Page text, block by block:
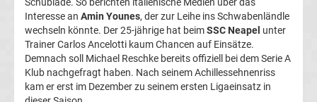
Bundesliga
2.
Liga
Interesse an Amin Younes, der zur Leihe ins Schwabenländle
wechseln könnte. Der 25-jährige hat beimSSC Neapel unter
Trainer Carlos Ancelotti kaum Chancen auf Einsätze.
Demnach soll Michael Reschke bereits offiziell bei dem Serie A
Klub nachgefragt haben. Nach seinem Achillessehnenriss
kam er erst im Dezember zu seinem ersten Ligaeinsatz in